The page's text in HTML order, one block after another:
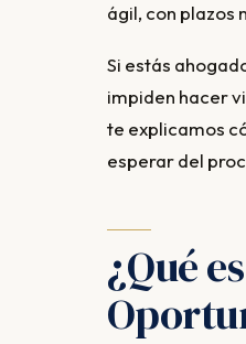
ágil, con plazos
Si estás
impiden hacer
te explicamos
esperar del
¿Qué